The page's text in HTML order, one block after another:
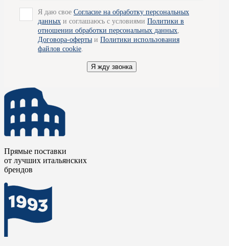
его потребностям и вкусам. Мебель бренда изготовлена в
различных стилях – но вся она обладает грацией, красотой и
функциональностью. Помимо готовых изделий мастера
предприятия для вас изготовят изделия на заказ. Все продукты
бренда снабжены сертификатом подлинности и качества,
который убережет покупателя от подделок или копий.
Для получения подробной информации вы можете обратиться
проконсультировать вас по всем вопросам и помогут
определиться с выбором. Так же мы готовы организовать для
вас доставку товара по Москве.
Я даю свое Согласие на обработку персональных
данных и соглашаюсь с условиями Политики в
отношении обработки персональных данных
Договора-оферты и Политики использования
файлов cookie
Я жду звонка
Прямые поставки
от лучших итальянских
брендов